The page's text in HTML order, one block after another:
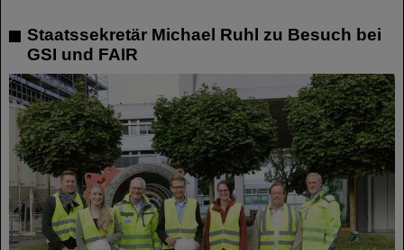
Staatssekretär Michael Ruhl zu Besuch bei
GSI und FAIR